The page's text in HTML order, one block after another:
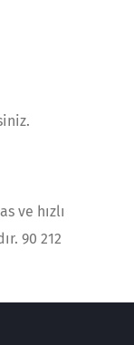
ve hızlı
90 212